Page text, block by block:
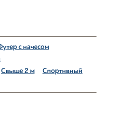
с начесом
Свыше 2 м
Спортивный